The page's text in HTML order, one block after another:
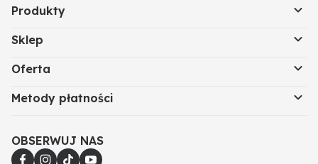
Produkty
Sklep
Oferta
Metody płatności
OBSERWUJ NAS